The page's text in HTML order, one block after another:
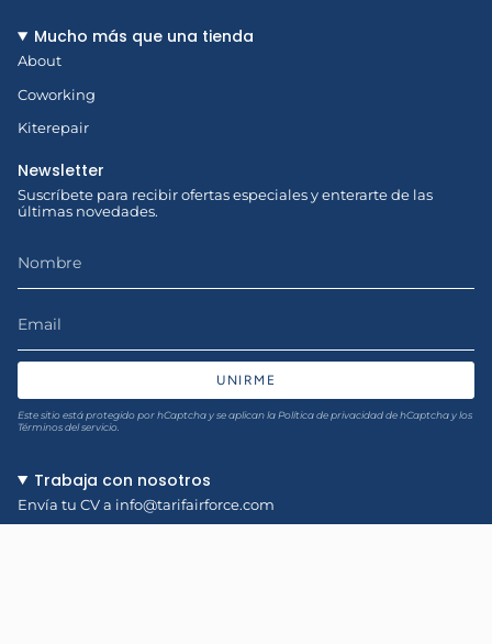
Mucho más que una tienda
About
Coworking
Kiterepair
Newsletter
Suscríbete para recibir ofertas especiales y enterarte de las
últimas novedades.
UNIRME
Este sitio está protegido por hCaptcha y se aplicanla Política de privacidad de hCaptchay los
Términos del servicio.
Trabaja con nosotros
Envía tu CV a info@tarifairforce.com